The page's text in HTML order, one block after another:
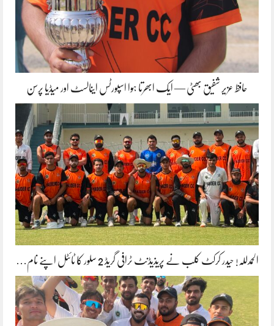
حافظ عزیر شفیق بھٹی — ایک ابھرتا ہوا اسپورٹس اینالسٹ اور میڈیا پرسن
الحمدللہ! حیدر کرکٹ کلب نے پریذیڈنٹ ٹرافی گریڈ 2 سلور کا ٹائٹل اپنے نام…